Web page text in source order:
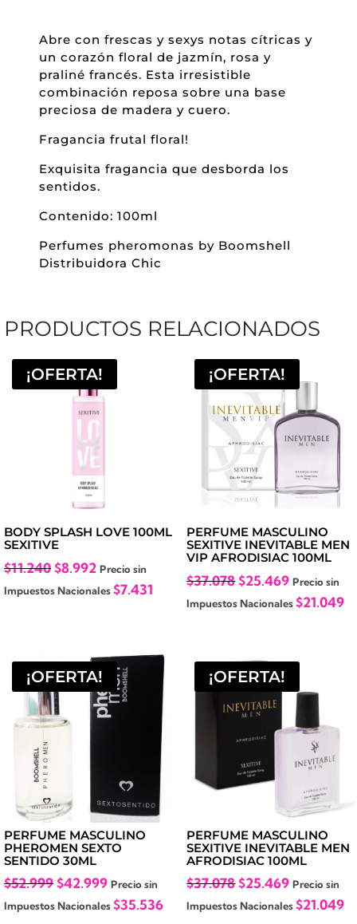
Abre con frescas y sexys notas cítricas y
un corazón floral de jazmín, rosa y
praliné francés. Esta irresistible
combinación reposa sobre una base
preciosa de madera y cuero.
Fragancia frutal floral!
Exquisita fragancia que desborda los
sentidos.
Contenido: 100ml
Perfumes pheromonas by Boomshell
Distribuidora Chic
PRODUCTOS RELACIONADOS
¡OFERTA!
BODY SPLASH LOVE 100ML
SEXITIVE
$11.240El
precio
$8.992El
precio
Precio sin
Impuestos Nacionales$7.431
¡OFERTA!
PERFUME MASCULINO
SEXITIVE INEVITABLE MEN
VIP AFRODISIAC 100ML
$37.078El
precio
$37.078.
$25.469El
precio
$25.469.
Precio sin
Impuestos Nacionales$21.049
¡OFERTA!
PERFUME MASCULINO
PHEROMEN SEXTO
SENTIDO 30ML
$52.999El
precio
$42.999El
precio
Precio sin
Impuestos Nacionales$35.536
¡OFERTA!
PERFUME MASCULINO
SEXITIVE INEVITABLE MEN
AFRODISIAC 100ML
$37.078El
precio
$25.469El
precio
Precio sin
Impuestos Nacionales$21.049